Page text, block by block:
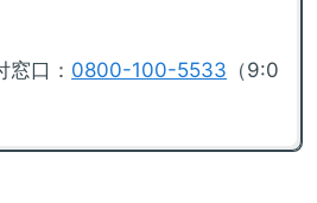
口： 0800-100-5533 （9:0